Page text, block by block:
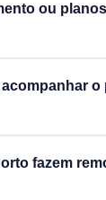
ou
fazem